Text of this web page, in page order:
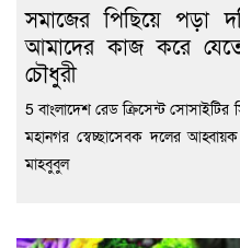
সমাজের পিছিয়ে পড়া
আমাদের কাজ করে
চৌধুরী
5 বাংলাদেশ রেড ক্রিসেন্ট
মহানগর স্বেচ্ছাসেবক দলের
মাহবুবুল